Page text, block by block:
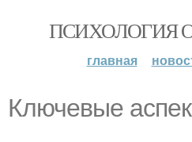
ПСИХОЛОГИЯ
главная
Ключевые